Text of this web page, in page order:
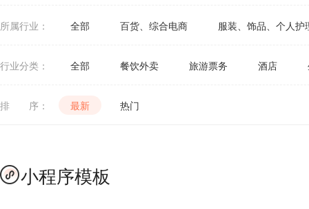
所属行业： 全部 百货、综合电商 服装、饰品、个人护
行业分类：
全部 餐饮外卖 旅游票务 酒店
排 序： 最新 热门
小程序模板